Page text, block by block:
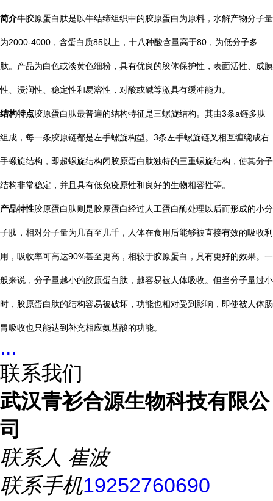
简介牛胶原蛋白肽是以牛结缔组织中的胶原蛋白为原料，水解产物分子量
为2000-4000，含蛋白质85以上，十八种酸含量高于80，为低分子多
肽。产品为白色或淡黄色细粉，具有优良的胶体保护性，表面活性、成膜
性、浸润性、稳定性和易溶性，对酸或碱等激具有缓冲能力。
结构特点胶原蛋白肽最普遍的结构特征是三螺旋结构。其由3条a链多肽
组成，每一条胶原链都是左手螺旋构型。3条左手螺旋链叉相互缠绕成右
手螺旋结构，即超螺旋结构闭胶原蛋白肽独特的三重螺旋结构，使其分子
结构非常稳定，并且具有低免疫原性和良好的生物相容性等。
产品特性胶原蛋白肽则是胶原蛋白经过人工蛋白酶处理以后而形成的小分
子肽，相对分子量为几百至几千，人体在食用后能够被直接有效的吸收利
用，吸收率可高达90%甚至更高，相较于胶原蛋白，具有更好的效果。一
般来说，分子量越小的胶原蛋白肽，越容易被人体吸收。但当分子量过小
时，胶原蛋白肽的结构容易被破坏，功能也相对受到影响，即使被人体肠
胃吸收也只能达到补充相应氨基酸的功能。
...
联系我们
武汉青衫合源生物科技有限公
司
联系人 崔波
联系手机19252760690